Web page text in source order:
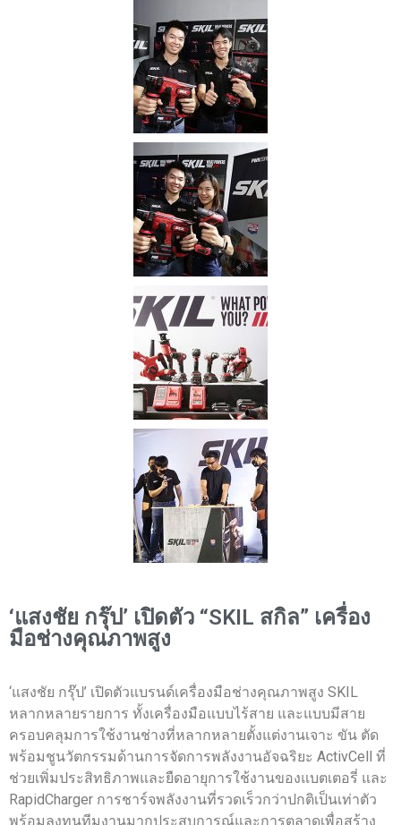
‘แสงชัย กรุ๊ป’ เปิดตัว “SKIL สกิล” เครื่อง
มือช่างคุณภาพสูง
‘แสงชัย กรุ๊ป’ เปิดตัวแบรนด์เครื่องมือช่างคุณภาพสูง SKIL
หลากหลายรายการ ทั้งเครื่องมือแบบไร้สาย และแบบมีสาย
ครอบคลุมการใช้งานช่างที่หลากหลายตั้งแต่งานเจาะ ขัน ตัด
พร้อมชูนวัตกรรมด้านการจัดการพลังงานอัจฉริยะ ActivCell ที่
ช่วยเพิ่มประสิทธิภาพและยืดอายุการใช้งานของแบตเตอรี่ และ
RapidCharger การชาร์จพลังงานที่รวดเร็วกว่าปกติเป็นเท่าตัว
พร้อมลงทุนทีมงานมากประสบการณ์และการตลาดเพื่อสร้าง